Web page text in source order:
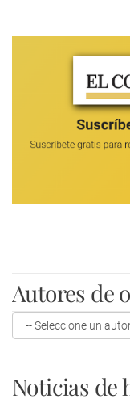
Autores de
Noticias de